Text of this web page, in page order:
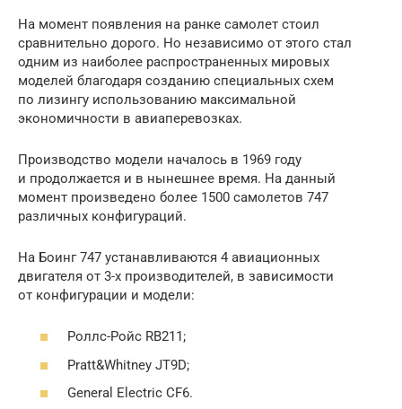
На момент появления на ранке самолет стоил
сравнительно дорого. Но независимо от этого стал
одним из наиболее распространенных мировых
моделей благодаря созданию специальных схем
по лизингу использованию максимальной
экономичности в авиаперевозках.
Производство модели началось в 1969 году
и продолжается и в нынешнее время. На данный
момент произведено более 1500 самолетов 747
различных конфигураций.
На Боинг 747 устанавливаются 4 авиационных
двигателя от 3-х производителей, в зависимости
от конфигурации и модели:
Роллс-Ройс RB211;
Pratt&Whitney JT9D;
General Electric CF6.